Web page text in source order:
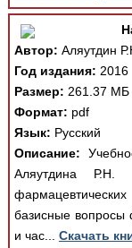
Автор: Аляутдин
Год издания: 2016
Размер: 261.37 МБ
Формат: pdf
Язык: Русский
Описание:
Аляутдина
базисные
и час... Скачать